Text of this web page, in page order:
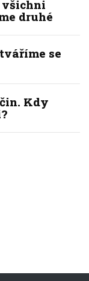
všichni
druhé
se
Kdy